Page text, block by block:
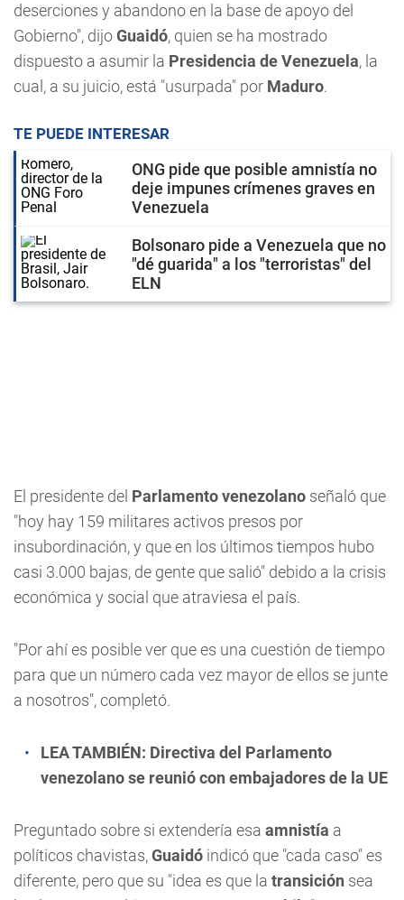
deserciones y abandono en la base de apoyo del
Gobierno", dijoGuaidó, quien se ha mostrado
dispuesto a asumir la Presidencia de Venezuela, la
cual, a su juicio, está "usurpada" por Maduro.
TE PUEDE INTERESAR
ONG pide que posible amnistía no
deje impunes crímenes graves en
Venezuela
Bolsonaro pide a Venezuela que no
"dé guarida" a los "terroristas" del
ELN
El presidente del Parlamento venezolano señaló que
"hoy hay 159 militares activos presos por
insubordinación, y que en los últimos tiempos hubo
casi 3.000 bajas, de gente que salió" debido a la crisis
económica y social que atraviesa el país.
"Por ahí es posible ver que es una cuestión de tiempo
para que un número cada vez mayor de ellos se junte
a nosotros", completó.
LEA TAMBIÉN: Directiva del Parlamento
venezolano se reunió con embajadores de la UE
Preguntado sobre si extendería esa amnistía a
políticos chavistas,Guaidó indicó que "cada caso" es
diferente, pero que su "idea es que la transición sea